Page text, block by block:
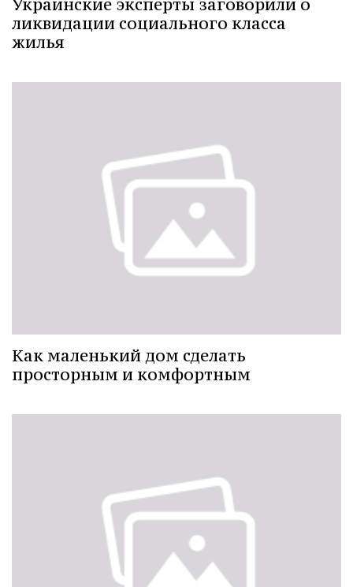
ликвидации социального класса
жилья
Как маленький дом сделать
просторным и комфортным